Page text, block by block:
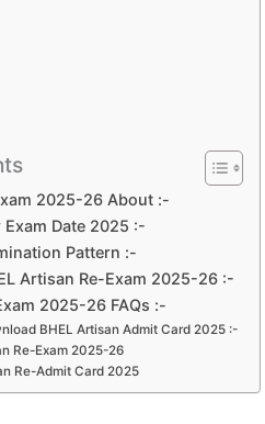
2025-26 About :-
Exam Date 2025 :-
Pattern :-
Artisan Re-Exam 2025-26 :-
2025-26 FAQs :-
BHEL Artisan Admit Card 2025 :-
Re-Exam 2025-26
Re-Admit Card 2025